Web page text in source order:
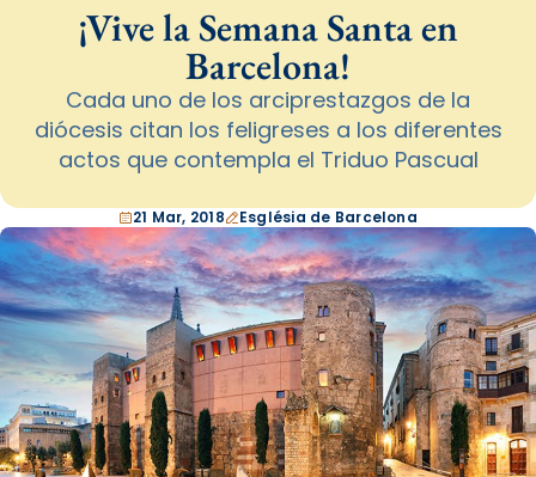
¡Vive la Semana Santa en
Barcelona!
Cada uno de los arciprestazgos de la
diócesis citan los feligreses a los diferentes
actos que contempla el Triduo Pascual
21 Mar, 2018 Església de Barcelona